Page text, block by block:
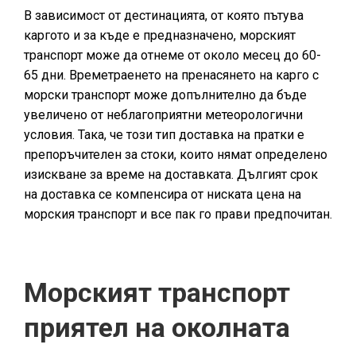
В зависимост от дестинацията, от която пътува
каргото и за къде е предназначено, морският
транспорт може да отнеме от около месец до 60-
65 дни. Времетраенето на пренасянето на карго с
морски транспорт може допълнително да бъде
увеличено от неблагоприятни метеорологични
условия. Така, че този тип доставка на пратки е
препоръчителен за стоки, които нямат определено
изискване за време на доставката. Дългият срок
на доставка се компенсира от ниската цена на
морския транспорт и все пак го прави предпочитан.
Морският транспорт
приятел на околната